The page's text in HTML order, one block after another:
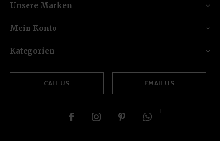
Unsere Marken
Mein Konto
Kategorien
CALL US EMAIL US